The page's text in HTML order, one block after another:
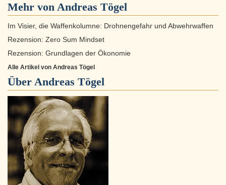
Mehr von Andreas Tögel
Im Visier, die Waffenkolumne: Drohnengefahr und Abwehrwaffen
Rezension: Zero Sum Mindset
Rezension: Grundlagen der Ökonomie
Alle Artikel von Andreas Tögel
Über Andreas Tögel